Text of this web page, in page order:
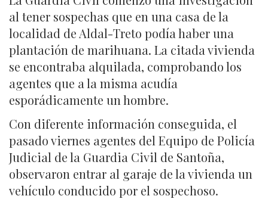
al tener sospechas que en una casa de la
localidad de Aldal-Treto podía haber una
plantación de marihuana. La citada vivienda
se encontraba alquilada, comprobando los
agentes que a la misma acudía
esporádicamente un hombre.
Con diferente información conseguida, el
pasado viernes agentes del Equipo de Policía
Judicial de la Guardia Civil de Santoña,
observaron entrar al garaje de la vivienda un
vehículo conducido por el sospechoso.